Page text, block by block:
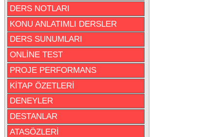
DERS NOTLARI
KONU ANLATIMLI DERSLER
DERS SUNUMLARI
ONLİNE TEST
PROJE PERFORMANS
KİTAP ÖZETLERİ
DENEYLER
DESTANLAR
ATASÖZLERİ